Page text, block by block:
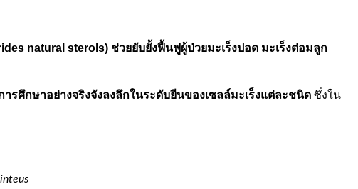
natural sterols) ช่วยยับยั้งฟื้นฟูผู้ป่วยมะเร็งปอด มะเร็งต่อมลูก
ศึกษาอย่างจริงจังลงลึกในระดับยีนของเซลล์มะเร็งแต่ละชนิด ซึ่งใน